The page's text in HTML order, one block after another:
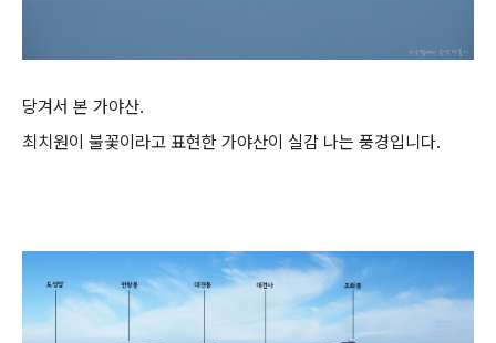
당겨서 본 가야산.
최치원이 불꽃이라고 표현한 가야산이 실감 나는 풍경입니다.